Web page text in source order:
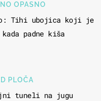
OPASNO
Tihi ubojica koji je
padne kiša
PLOČA
tuneli na jugu